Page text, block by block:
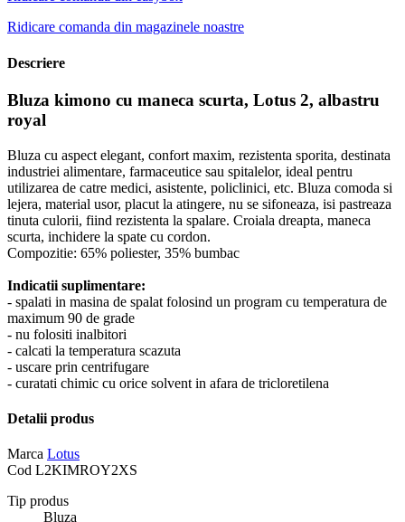
Ridicare comanda din magazinele noastre
Descriere
Bluza kimono cu maneca scurta, Lotus 2, albastru
royal
Bluza cu aspect elegant, confort maxim, rezistenta sporita, destinata
industriei alimentare, farmaceutice sau spitalelor, ideal pentru
utilizarea de catre medici, asistente, policlinici, etc. Bluza comoda si
lejera, material usor, placut la atingere, nu se sifoneaza, isi pastreaza
tinuta culorii, fiind rezistenta la spalare. Croiala dreapta, maneca
scurta, inchidere la spate cu cordon.
Compozitie: 65% poliester, 35% bumbac
Indicatii suplimentare:
- spalati in masina de spalat folosind un program cu temperatura de
maximum 90 de grade
- nu folositi inalbitori
- calcati la temperatura scazuta
- uscare prin centrifugare
- curatati chimic cu orice solvent in afara de tricloretilena
Detalii produs
Marca Lotus
Cod L2KIMROY2XS
Tip produs
Bluza